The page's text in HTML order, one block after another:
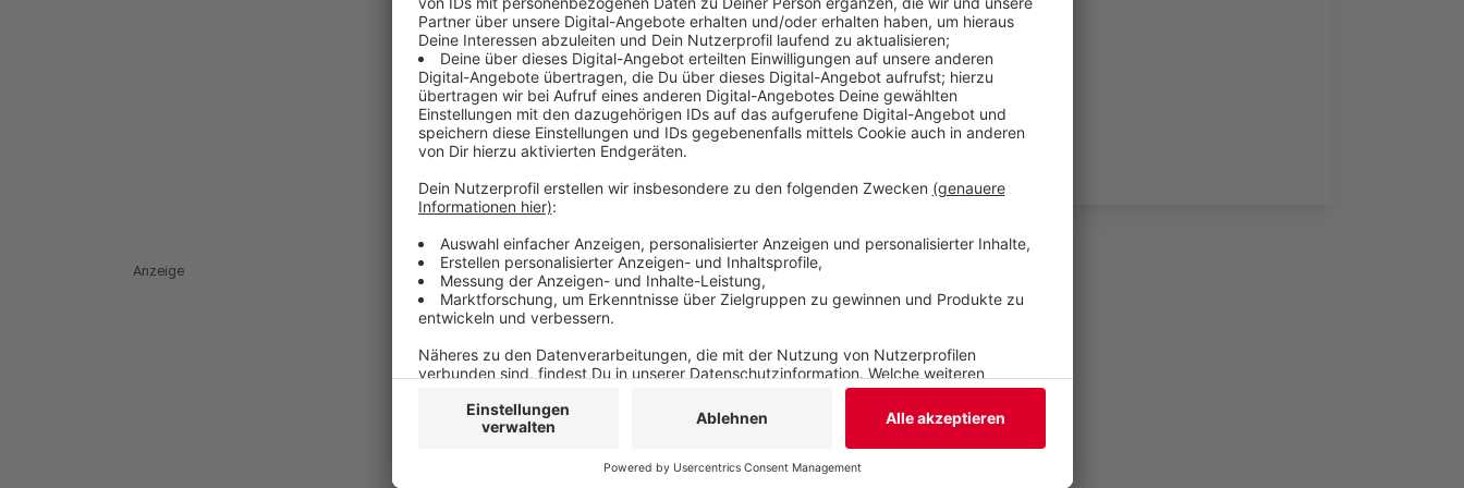
Veröffentlicht:Mittwoch, 06.09.2023 16:20
Anzeige
Anzeige